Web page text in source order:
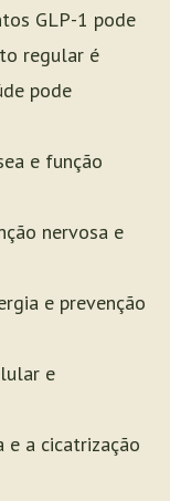
GLP-1 pode
regular é
pode
e função
nervosa e
e prevenção
e
e a cicatrização